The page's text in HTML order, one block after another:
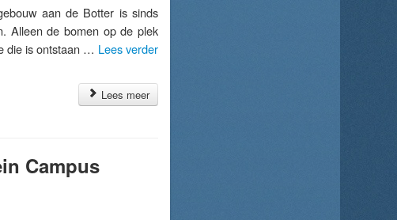
aan de Botter is sinds
Alleen de bomen op de plek
die is ontstaan … Lees verder
Lees meer
Campus